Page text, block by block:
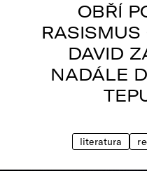
iVysílání
OBŘÍ
RASISMUS
DAVID
NADÁLE
literatura